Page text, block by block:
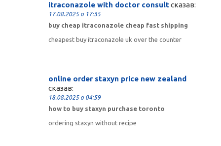
itraconazole with doctor consultсказав:
17.08.2025 о 17:35
buy cheap itraconazole cheap fast shipping
cheapest buy itraconazole uk over the counter
online order staxyn price new zealand
сказав:
18.08.2025 о 04:59
how to buy staxyn purchase toronto
ordering staxyn without recipe